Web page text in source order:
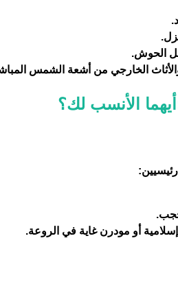
الحوش.
الخارجي من أشعة الشمس
الأنسب لك؟
رئيسيين:
أو مودرن غاية في الروعة.